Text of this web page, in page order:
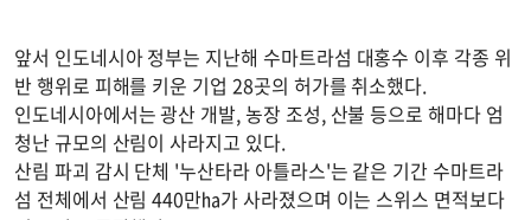
앞서 인도네시아 정부는 지난해 수마트라섬 대홍수 이후 각종 위
반 행위로 피해를 키운 기업 28곳의 허가를 취소했다.
인도네시아에서는 광산 개발, 농장 조성, 산불 등으로 해마다 엄
청난 규모의 산림이 사라지고 있다.
산림 파괴 감시 단체 '누산타라 아틀라스'는 같은 기간 수마트라
섬 전체에서 산림 440만㏊가 사라졌으며 이는 스위스 면적보다